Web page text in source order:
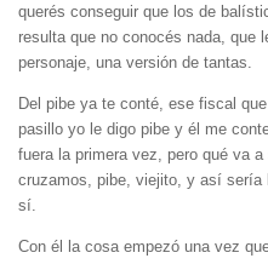
querés conseguir que los de
resulta que no conocés nada, que
personaje, una versión de tantas.
Del pibe ya te conté, ese fiscal
pasillo yo le digo pibe y él me
fuera la primera vez, pero qué va
cruzamos, pibe, viejito, y así sería
sí.
Con él la cosa empezó una vez